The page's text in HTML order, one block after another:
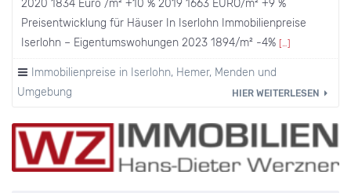
2020 1834 Euro /m² +10 % 2019 1663 EURO/m² +9 %
Preisentwicklung für Häuser In Iserlohn Immobilienpreise
Iserlohn – Eigentumswohungen 2023 1894/m² -4% […]
Immobilienpreise in Iserlohn, Hemer, Menden und
Umgebung
HIER WEITERLESEN